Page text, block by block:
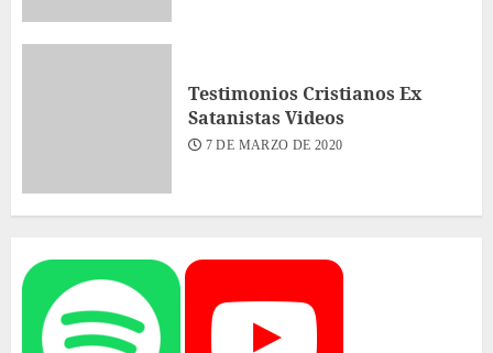
Testimonios Cristianos Ex
Satanistas Videos
7 DE MARZO DE 2020